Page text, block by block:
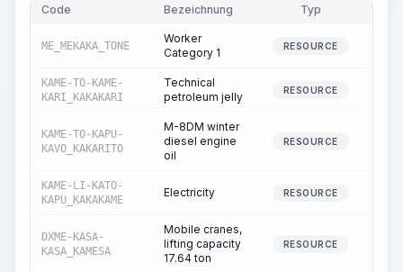
Code Bezeichnung Typ
ME_MEKAKA_TONE
Worker
Category 1
RESOURCE
KAME-TO-KAME-
KARI_KAKAKARI
Technical
petroleum jelly
RESOURCE
KAME-TO-KAPU-
KAVO_KAKARITO
M-8DM winter
diesel engine
oil
RESOURCE
KAME-LI-KATO-
KAPU_KAKAKAME
Electricity RESOURCE
DXME-KASA-
KASA_KAMESA
Mobile cranes,
lifting capacity
17.64 ton
RESOURCE